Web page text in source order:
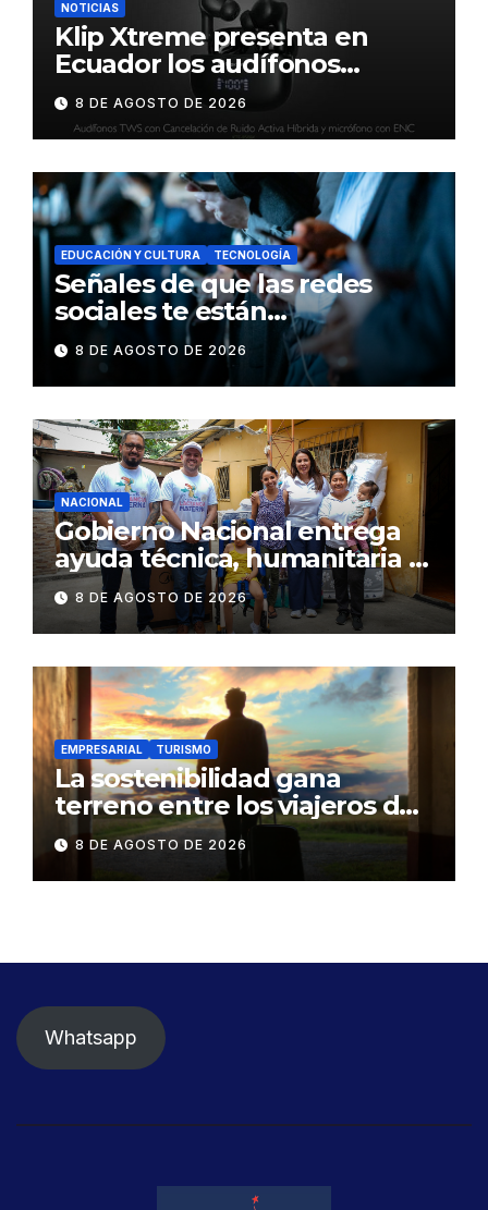
NOTICIAS
Klip Xtreme presenta en
Ecuador los audífonos
DynaBuds con sonido
inteligente y control táctil
8 DE AGOSTO DE 2026
EDUCACIÓN Y CULTURA TECNOLOGÍA
Señales de que las redes
sociales te están
consumiendo
8 DE AGOSTO DE 2026
NACIONAL
Gobierno Nacional entrega
ayuda técnica, humanitaria y
Bono Joaquín Gallegos Lara a
familia en situación de
vulnerabilidad
8 DE AGOSTO DE 2026
EMPRESARIAL TURISMO
La sostenibilidad gana
terreno entre los viajeros de
negocios
8 DE AGOSTO DE 2026
Whatsapp